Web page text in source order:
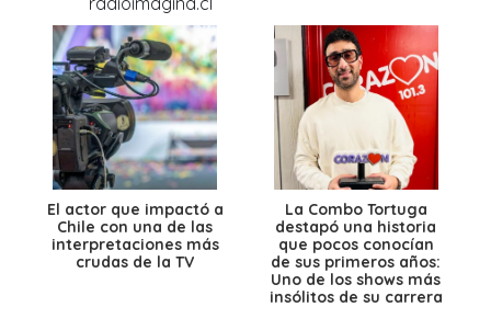
El actor que impactó a
Chile con una de las
interpretaciones más
crudas de la TV
La Combo Tortuga
destapó una historia
que pocos conocían
de sus primeros años:
Uno de los shows más
insólitos de su carrera